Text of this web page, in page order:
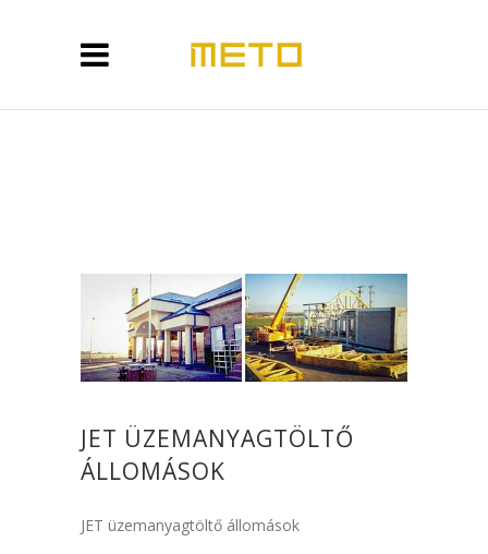
JET ÜZEMANYAGTÖLTŐ
ÁLLOMÁSOK
JET üzemanyagtöltő állomások